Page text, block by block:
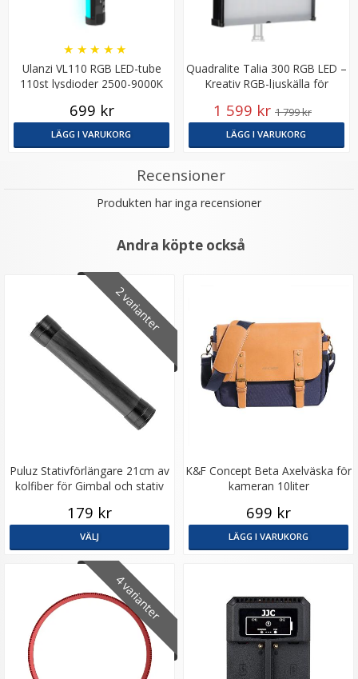
Ulanzi VL110 RGB LED-tube
110st lysdioder 2500-9000K
★ ★ ★ ★ ★
699 kr
LÄGG I VARUKORG
Quadralite Talia 300 RGB LED –
Kreativ RGB-ljuskälla för
1 599 kr 1 799 kr
LÄGG I VARUKORG
Recensioner
Produkten har inga recensioner
Andra köpte också
2 varianter
Puluz Stativförlängare 21cm av
kolfiber för Gimbal och stativ
179 kr
VÄLJ
K&F Concept Beta Axelväska för
kameran 10liter
699 kr
LÄGG I VARUKORG
4 varianter